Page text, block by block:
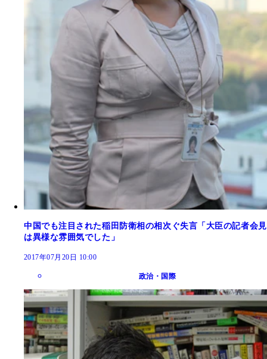
中国でも注目された稲田防衛相の相次ぐ失言「大臣の記者会見
は異様な雰囲気でした」
2017年07月20日 10:00
政治・国際